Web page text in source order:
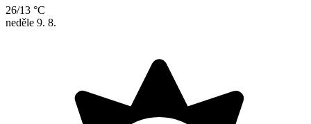
26/13 °C
neděle 9. 8.